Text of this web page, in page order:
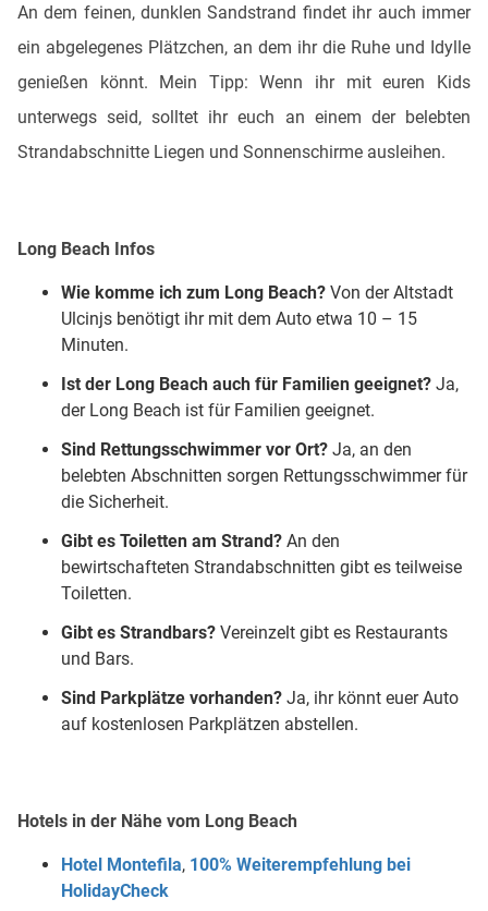
An dem feinen, dunklen Sandstrand findet ihr auch immer
ein abgelegenes Plätzchen, an dem ihr die Ruhe und Idylle
genießen könnt. Mein Tipp: Wenn ihr mit euren Kids
unterwegs seid, solltet ihr euch an einem der belebten
Strandabschnitte Liegen und Sonnenschirme ausleihen.
Long Beach Infos
Wie komme ich zum Long Beach? Von der Altstadt
Ulcinjs benötigt ihr mit dem Auto etwa 10 – 15
Minuten.
Ist der Long Beach auch für Familien geeignet? Ja,
der Long Beach ist für Familien geeignet.
Sind Rettungsschwimmer vor Ort? Ja, an den
belebten Abschnitten sorgen Rettungsschwimmer für
die Sicherheit.
Gibt es Toiletten am Strand? An den
bewirtschafteten Strandabschnitten gibt es teilweise
Toiletten.
Gibt es Strandbars? Vereinzelt gibt es Restaurants
und Bars.
Sind Parkplätze vorhanden? Ja, ihr könnt euer Auto
auf kostenlosen Parkplätzen abstellen.
Hotels in der Nähe vom Long Beach
Hotel Montefila, 100% Weiterempfehlung bei
HolidayCheck